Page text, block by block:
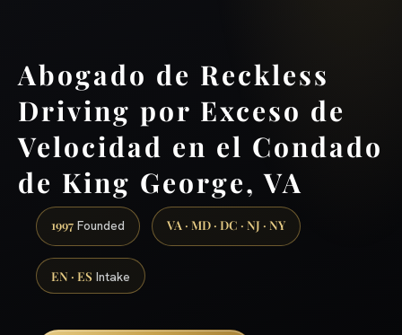
Abogado de Reckless
Driving por Exceso de
Velocidad en el Condado
de King George, VA
1997 Founded VA · MD · DC · NJ · NY
EN · ES Intake